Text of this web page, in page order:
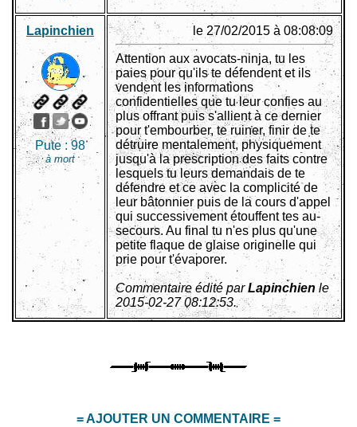
Lapinchien
Pute : 98
à mort
le 27/02/2015 à 08:08:09
Attention aux avocats-ninja, tu les
paies pour qu'ils te défendent et ils
vendent les informations
confidentielles que tu leur confies au
plus offrant puis s'allient à ce dernier
pour t'embourber, te ruiner, finir de te
détruire mentalement, physiquement
jusqu'à la prescription des faits contre
lesquels tu leurs demandais de te
défendre et ce avec la complicité de
leur bâtonnier puis de la cours d'appel
qui successivement étouffent tes au-
secours. Au final tu n'es plus qu'une
petite flaque de glaise originelle qui
prie pour t'évaporer.
Commentaire édité parLapinchien le
2015-02-27 08:12:53.
= AJOUTER UN COMMENTAIRE =